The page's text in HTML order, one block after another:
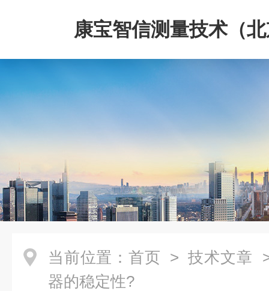
康宝智信测量技术（
限公司
当前位置： 首页 > 技术文章
器的稳定性?